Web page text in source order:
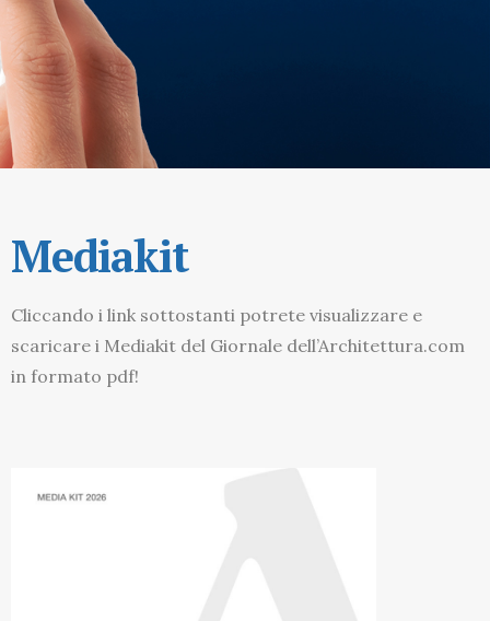
Mediakit
Cliccando i link sottostanti potrete visualizzare e
scaricare i Mediakit del Giornale dell’Architettura.com
in formato pdf!